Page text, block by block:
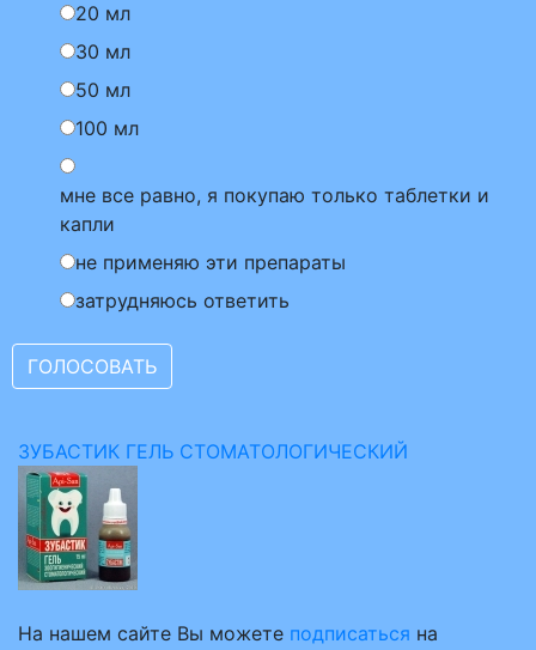
20 мл
30 мл
50 мл
100 мл
мне все равно, я покупаю только таблетки и
капли
не применяю эти препараты
затрудняюсь ответить
ЗУБАСТИК ГЕЛЬ СТОМАТОЛОГИЧЕСКИЙ
На нашем сайте Вы можете подписаться на